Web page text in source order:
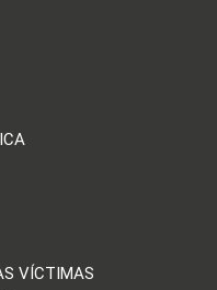
VÍCTIMAS